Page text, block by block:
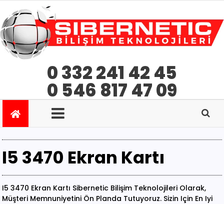
0 332 241 42 45
0 546 817 47 09
I5 3470 Ekran Kartı
I5 3470 Ekran Kartı Sibernetic Bilişim Teknolojileri Olarak,
Müşteri Memnuniyetini Ön Planda Tutuyoruz. Sizin Için En Iyi